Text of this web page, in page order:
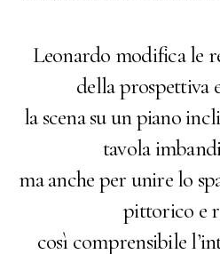
Leonardo modifica le
della prospettiva
la scena su un piano
tavola
ma anche per unire lo
pittorico e
così comprensibile